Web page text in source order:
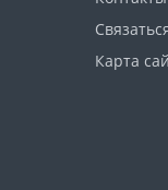
Карта